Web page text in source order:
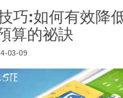
巧:如何有效降
算的祕訣
03-09